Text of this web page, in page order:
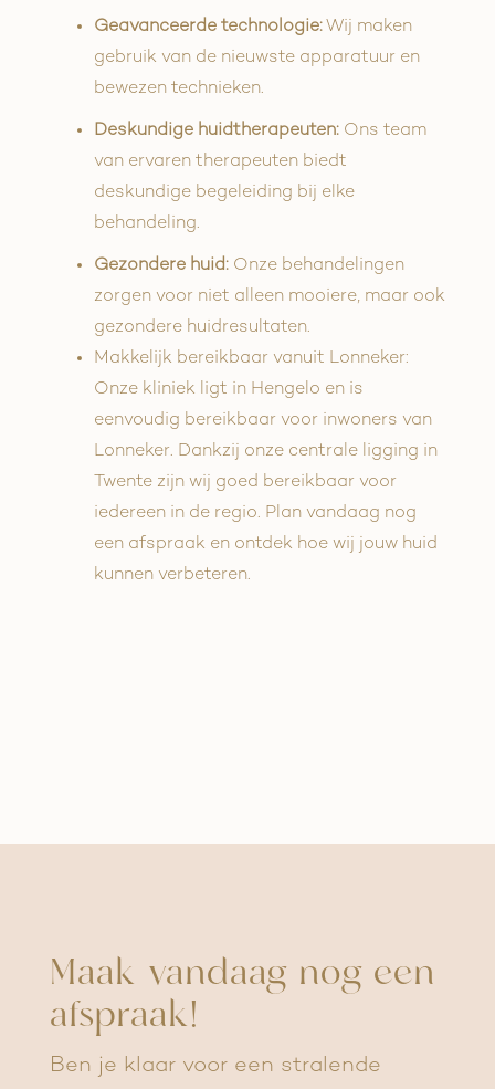
Geavanceerde technologie:Wij maken
gebruik van de nieuwste apparatuur en
bewezen technieken.
Deskundige huidtherapeuten:Ons team
van ervaren therapeuten biedt
deskundige begeleiding bij elke
behandeling.
Gezondere huid:Onze behandelingen
zorgen voor niet alleen mooiere, maar ook
gezondere huidresultaten.
Makkelijk bereikbaar vanuit Lonneker:
Onze kliniek ligt in Hengelo en is
eenvoudig bereikbaar voor inwoners van
Lonneker. Dankzij onze centrale ligging in
Twente zijn wij goed bereikbaar voor
iedereen in de regio. Plan vandaag nog
een afspraak en ontdek hoe wij jouw huid
kunnen verbeteren.
Maak vandaag nog een
afspraak!
Ben je klaar voor een stralende